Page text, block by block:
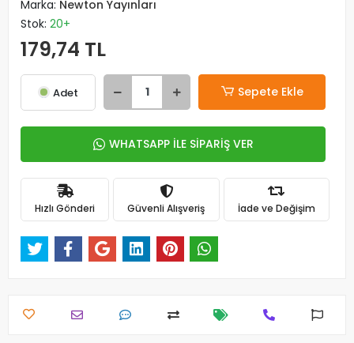
Marka: Newton Yayınları
Stok: 20+
179,74 TL
Adet Sepete Ekle
WHATSAPP İLE SİPARİŞ VER
Hızlı Gönderi Güvenli Alışveriş İade ve Değişim